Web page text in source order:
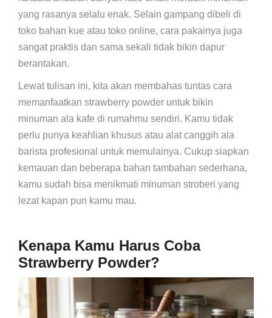
yang rasanya selalu enak. Selain gampang dibeli di
toko bahan kue atau toko online, cara pakainya juga
sangat praktis dan sama sekali tidak bikin dapur
berantakan.
Lewat tulisan ini, kita akan membahas tuntas cara
memanfaatkan strawberry powder untuk bikin
minuman ala kafe di rumahmu sendiri. Kamu tidak
perlu punya keahlian khusus atau alat canggih ala
barista profesional untuk memulainya. Cukup siapkan
kemauan dan beberapa bahan tambahan sederhana,
kamu sudah bisa menikmati minuman stroberi yang
lezat kapan pun kamu mau.
Kenapa Kamu Harus Coba
Strawberry Powder?